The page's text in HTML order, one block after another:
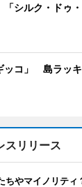
シルク・ドゥ
ッコ」 島ラッ
スリリース
ちやマイノリティ